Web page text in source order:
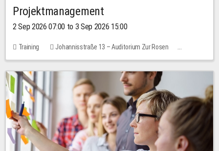
Projektmanagement
2 Sep 2026 07:00 to 3 Sep 2026 15:00
Training
Johannisstraße 13 – Auditorium Zur Rosen
1 place